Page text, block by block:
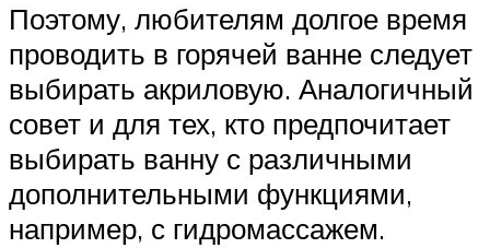
Поэтому, любителям долгое время
проводить в горячей ванне следует
выбирать акриловую. Аналогичный
совет и для тех, кто предпочитает
выбирать ванну с различными
дополнительными функциями,
например, с гидромассажем.